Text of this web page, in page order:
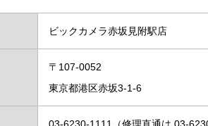
ビックカメラ赤坂見附駅店
〒107-0052
東京都港区赤坂3-1-6